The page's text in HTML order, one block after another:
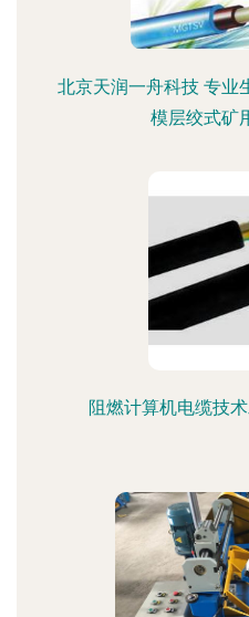
北京天润一舟科技 专业
模层绞式矿
阻燃计算机电缆技